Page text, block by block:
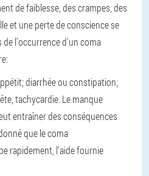
de faiblesse, des crampes, des
et une perte de conscience se
l'occurrence d'un coma
diarrhée ou constipation;
tachycardie. Le manque
entraîner des conséquences
que le coma
rapidement, l'aide fournie